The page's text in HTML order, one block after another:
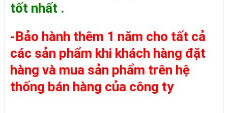
tốt nhất .
-Bảo hành thêm 1 năm cho tất cả
các sản phẩm khi khách hàng đặt
hàng và mua sản phẩm trên hệ
thống bán hàng của công ty